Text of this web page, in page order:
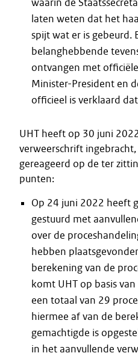
waarin de
laten weten dat het
spijt wat er is gebeurd.
belanghebbende
ontvangen met
Minister-President en
officieel is verklaard
UHT heeft op 30 juni
verweerschrift
gereageerd op de ter
punten:
Op 24 juni 2022 heeft
gestuurd met
over de
hebben
berekening van de
komt UHT op basis
een totaal van 29
hiermee af van de
gemachtigde is
in het aanvullende